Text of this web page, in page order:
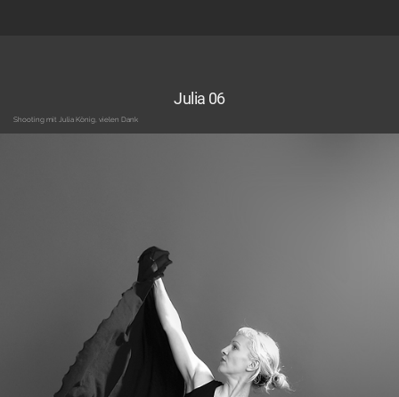
Julia 06
Shooting mit Julia König, vielen Dank